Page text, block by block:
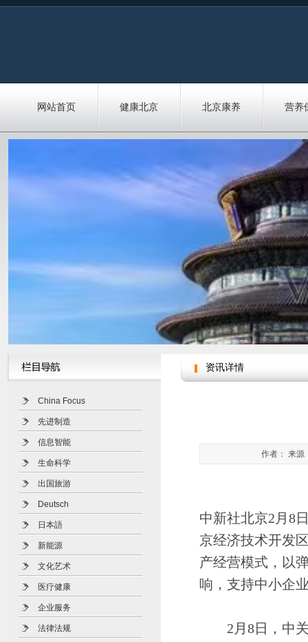
网站首页 健康北京 北京康养 营养
China Focus
先进制造
信息智能
生命科学
出国旅游
Deutsch
日本語
新能源
文化艺术
医疗健康
企业服务
法律法规
资讯详情
作者： 来
中新社北京2月8
京经济技术开发
产经营模式，以
响，支持中小企
2月8日，中关